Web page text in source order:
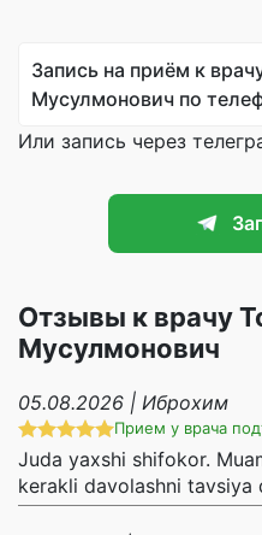
Запись на приём к
Мусулмонович по
Или запись через
Отзывы к врачу
Мусулмонович
05.08.2026 | Иброхим
Прием у врача
Juda yaxshi shifokor.
kerakli davolashni tavsiya